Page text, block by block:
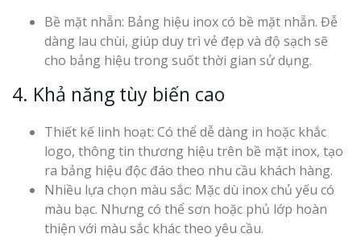
Bề mặt nhẵn: Bảng hiệu inox có bề mặt nhẵn. Đễ
dàng lau chùi, giúp duy trì vẻ đẹp và độ sạch sẽ
cho bảng hiệu trong suốt thời gian sử dụng.
4. Khả năng tùy biến cao
Thiết kế linh hoạt: Có thể dễ dàng in hoặc khắc
logo, thông tin thương hiệu trên bề mặt inox, tạo
ra bảng hiệu độc đáo theo nhu cầu khách hàng.
Nhiều lựa chọn màu sắc: Mặc dù inox chủ yếu có
màu bạc. Nhưng có thể sơn hoặc phủ lớp hoàn
thiện với màu sắc khác theo yêu cầu.
Làm Biển
Mỹ Phẩm Vinh Thu
Hàng
Nghệ An Đẹp